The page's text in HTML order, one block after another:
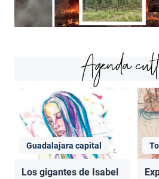
Agenda
Guadalajara capital
Los gigantes de Isabel